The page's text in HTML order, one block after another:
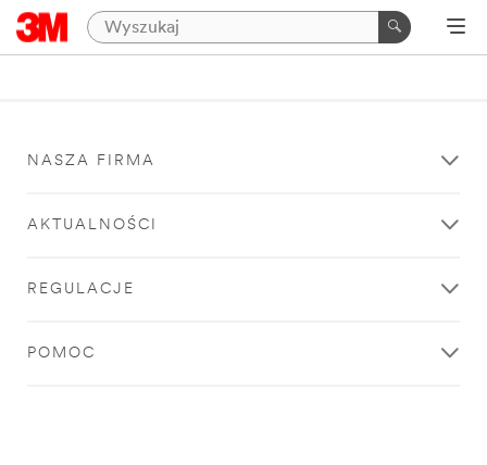
NASZA FIRMA
AKTUALNOŚCI
REGULACJE
POMOC